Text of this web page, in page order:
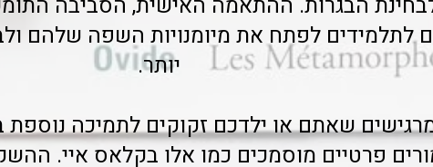
לתלמידים לפתח את מיומנויות השפה שלהם
יותר.
שאתם או ילדכם זקוקים לתמיכה נוספת
פרטיים מוסמכים כמו אלו בקלאס איי.